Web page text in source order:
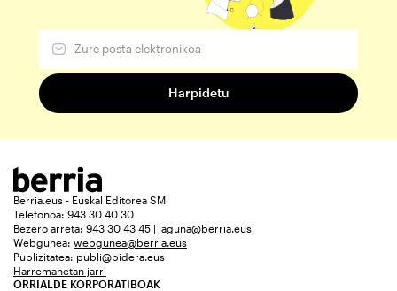
Berria.eus - Euskal Editorea SM
Telefonoa: 943 30 40 30
Bezero arreta: 943 30 43 45 | laguna@berria.eus
Webgunea: webgunea@berria.eus
Publizitatea: publi@bidera.eus
Harremanetan jarri
ORRIALDE KORPORATIBOAK